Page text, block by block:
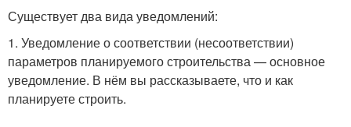
Существует два вида уведомлений:
1. Уведомление о соответствии (несоответствии)
параметров планируемого строительства — основное
уведомление. В нём вы рассказываете, что и как
планируете строить.